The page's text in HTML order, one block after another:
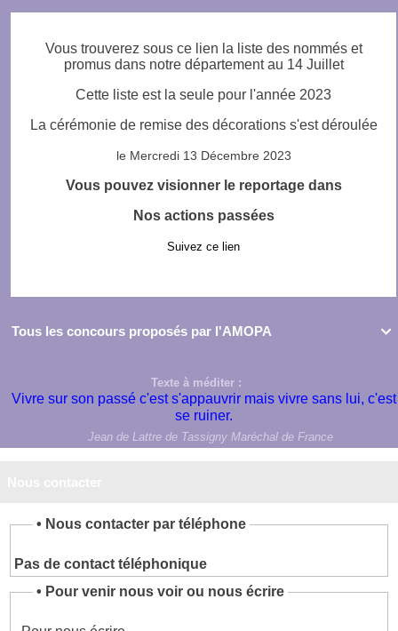
Vous trouverez sous ce lien la liste des nommés et
promus dans notre département au 14 Juillet
Cette liste est la seule pour l'année 2023
La cérémonie de remise des décorations s'est déroulée
le Mercredi 13 Décembre 2023
Vous pouvez visionner le reportage dans
Nos actions passées
Suivez ce lien

Tous les concours proposés par l'AMOPA
Texte à méditer :
Vivre sur son passé c'est s'appauvrir mais vivre sans lui, c'est
se ruiner.
Jean de Lattre de Tassigny Maréchal de France
• Nous contacter par téléphone
Pas de contact téléphonique
• Pour venir nous voir ou nous écrire